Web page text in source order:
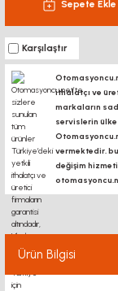
Sepete Ekle
Karşılaştır
ithalatçı ve
markaların
servislerin
vermektedir.
değişim
Ürün Bilgisi